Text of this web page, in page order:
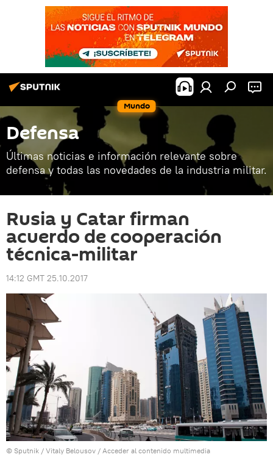
Mundo
Defensa
Últimas noticias e información relevante sobre
defensa y todas las novedades de la industria militar.
Rusia y Catar firman
acuerdo de cooperación
técnica-militar
14:12 GMT 25.10.2017
© Sputnik / Vitaly Belousov / Acceder al contenido multimedia